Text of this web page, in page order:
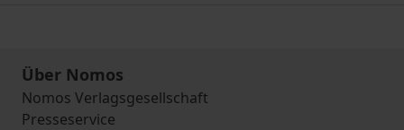
Über Nomos
Nomos Verlagsgesellschaft
Presseservice